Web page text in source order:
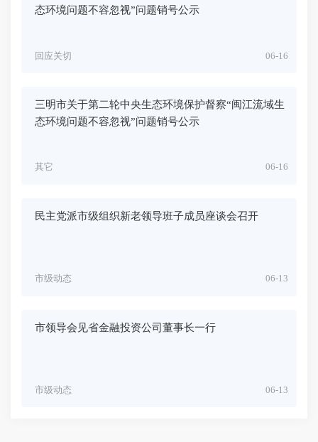
态环境问题不容忽视”问题销号公示
06-16
回应关切
三明市关于第二轮中央生态环境保护督察“闽江流域生
态环境问题不容忽视”问题销号公示
06-16
其它
民主党派市级组织新老领导班子成员座谈会召开
06-13
市级动态
市领导会见省金融投资公司董事长一行
06-13
市级动态